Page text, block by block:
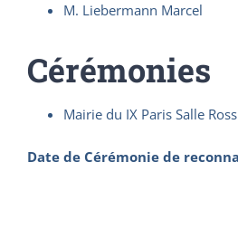
M. Liebermann Marcel
Cérémonies
Mairie du IX Paris Salle
Date de Cérémonie de